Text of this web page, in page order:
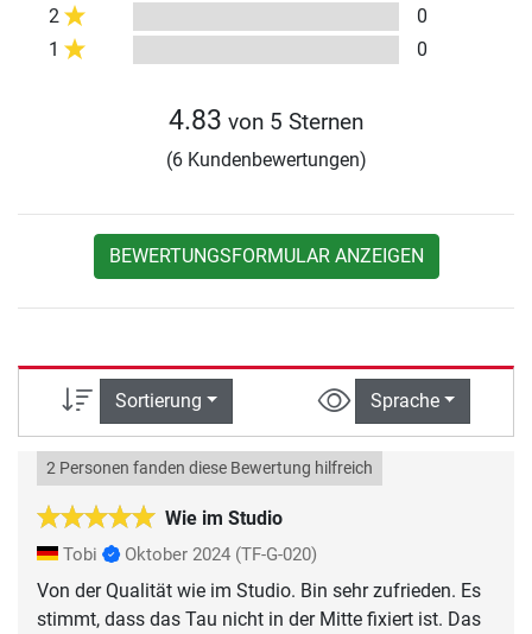
2
0
1
0
4.83 von 5 Sternen
(6 Kundenbewertungen)
BEWERTUNGSFORMULAR ANZEIGEN
Sortierung Sprache
Wie im Studio
2 Personen fanden diese Bewertung hilfreich
Tobi Oktober 2024 (TF-G-020)
Von der Qualität wie im Studio. Bin sehr zufrieden. Es
stimmt, dass das Tau nicht in der Mitte fixiert ist. Das